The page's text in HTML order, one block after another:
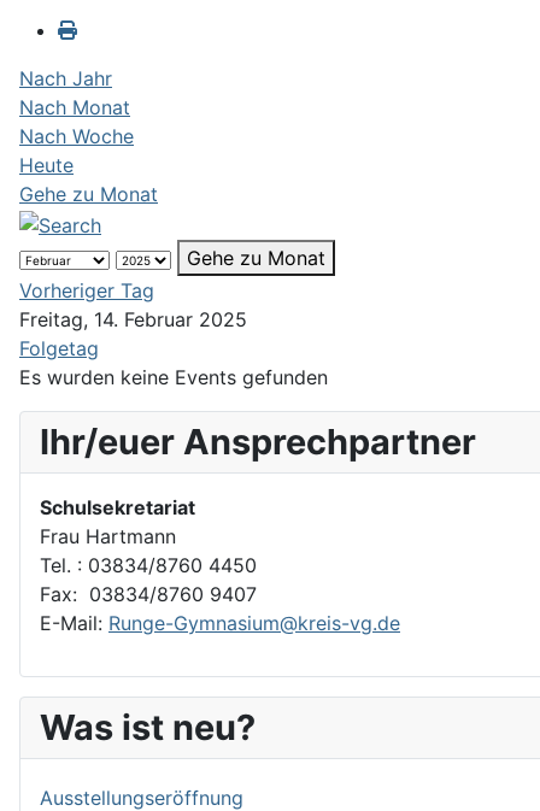
Nach Jahr
Nach Monat
Nach Woche
Heute
Gehe zu Monat
Gehe zu Monat
Vorheriger Tag
Freitag, 14. Februar 2025
Folgetag
Es wurden keine Events gefunden
Ihr/euer Ansprechpartner
Schulsekretariat
Frau Hartmann
Tel. : 03834/8760 4450
Fax: 03834/8760 9407
E-Mail: Runge-Gymnasium@kreis-vg.de
Was ist neu?
Ausstellungseröffnung